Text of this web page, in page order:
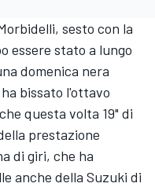
sesto con la
essere stato a lungo
domenica nera
bissato l'ottavo
questa volta 19" di
prestazione
di giri, che ha
anche della Suzuki di